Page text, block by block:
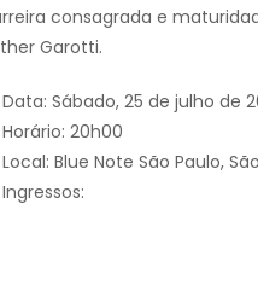
consagrada e
Garotti.
Data: Sábado, 25 de julho de
Horário: 20h00
Local: Blue Note São Paulo,